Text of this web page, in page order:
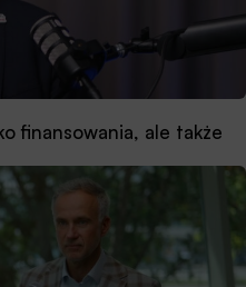
finansowania, ale także